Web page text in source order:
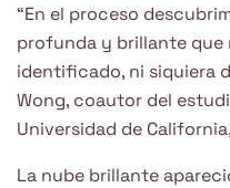
“En el proceso
profunda y brillante que
identificado, ni siquiera
Wong, coautor del
Universidad de
La nube brillante